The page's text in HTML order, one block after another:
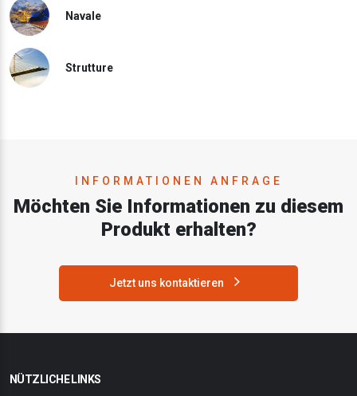
Navale
Strutture
INFORMATIONEN ANFRAGE
Möchten Sie Informationen zu diesem
Produkt erhalten?
Jetzt uns kontaktieren
NÜTZLICHE LINKS